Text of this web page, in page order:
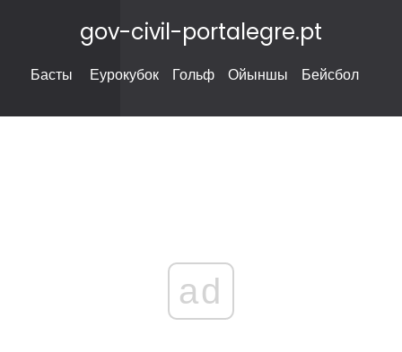
gov-civil-portalegre.pt
Басты Еурокубок Гольф Ойыншы Бейсбол
ad